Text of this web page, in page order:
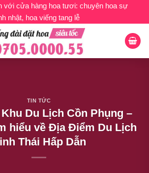
với cửa hàng hoa tươi: chuyên hoa sự
nhật, hoa viếng tang lễ
TIN TỨC
Du Lịch Cồn Phụng –
hiểu về Địa Điểm Du Lịch
Thái Hấp Dẫn